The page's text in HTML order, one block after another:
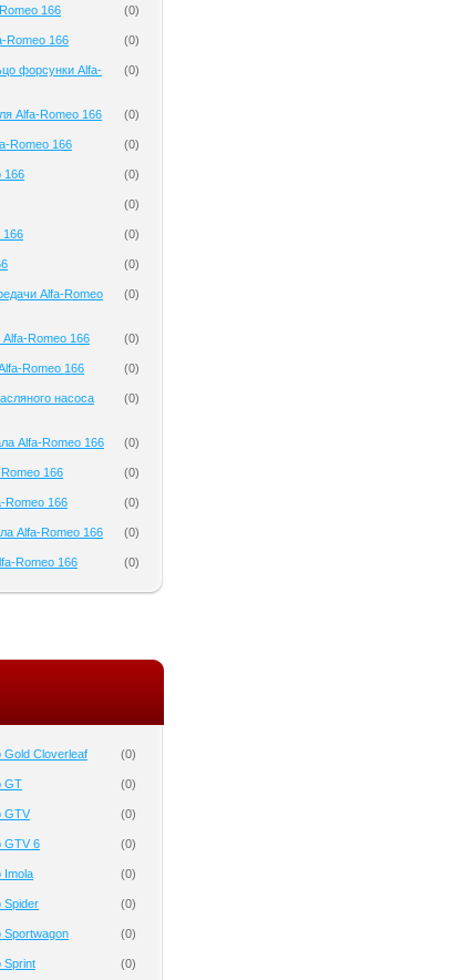
166 (0)
Romeo 166 (0)
форсунки Alfa-
(0)
Alfa-Romeo 166 (0)
Romeo 166 (0)
166 (0)
(0)
166 (0)
(0)
Alfa-Romeo
(0)
Romeo 166 (0)
Romeo 166 (0)
насоса
(0)
Alfa-Romeo 166 (0)
166 (0)
Romeo 166 (0)
Alfa-Romeo 166 (0)
Romeo 166 (0)
Gold Cloverleaf (0)
GT (0)
GTV (0)
GTV 6 (0)
Imola (0)
Spider (0)
Sportwagon (0)
Sprint (0)